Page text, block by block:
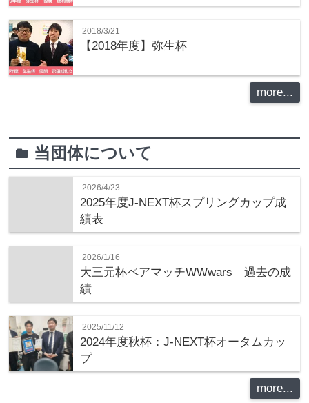
2018/3/21
【2018年度】弥生杯
more...
folder 当団体について
2026/4/23
2025年度J-NEXT杯スプリングカップ成
績表
2026/1/16
大三元杯ペアマッチWWwars 過去の成
績
2025/11/12
2024年度秋杯：J-NEXT杯オータムカッ
プ
more...